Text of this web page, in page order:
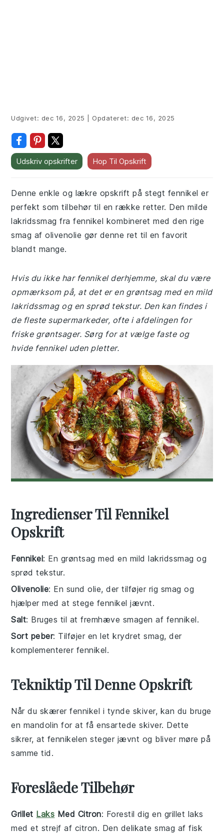
Udgivet: dec 16, 2025 Opdateret: dec 16, 2025
Udskriv opskrifter Hop Til Opskrift
Denne enkle og lækre opskrift på stegt fennikel er
perfekt som tilbehør til en række retter. Den milde
lakridssmag fra fennikel kombineret med den rige
smag af olivenolie gør denne ret til en favorit
blandt mange.
Hvis du ikke har fennikel derhjemme, skal du være
opmærksom på, at det er en grøntsag med en mild
lakridssmag og en sprød tekstur. Den kan findes i
de fleste supermarkeder, ofte i afdelingen for
friske grøntsager. Sørg for at vælge faste og
hvide fennikel uden pletter.
Ingredienser Til Fennikel
Opskrift
Fennikel: En grøntsag med en mild lakridssmag og
sprød tekstur.
Olivenolie: En sund olie, der tilføjer rig smag og
hjælper med at stege fennikel jævnt.
Salt: Bruges til at fremhæve smagen af fennikel.
Sort peber: Tilføjer en let krydret smag, der
komplementerer fennikel.
Tekniktip Til Denne Opskrift
Når du skærerfennikel i tynde skiver, kan du bruge
en mandolin for at få ensartede skiver. Dette
sikrer, at fennikelen steger jævnt og bliver møre på
samme tid.
Foreslåede Tilbehør
Grillet Laks Med Citron: Forestil dig en grillet laks
med et strejf af citron. Den delikate smag affisk